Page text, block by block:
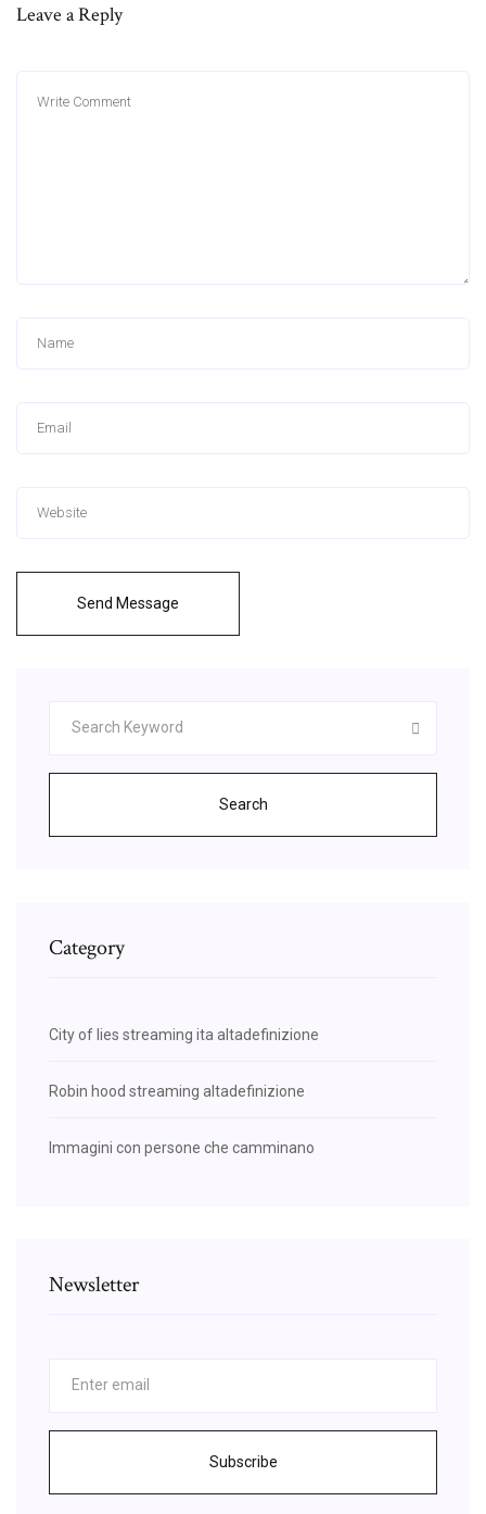
Leave a Reply
Send Message
Search
Category
City of lies streaming ita altadefinizione
Robin hood streaming altadefinizione
Immagini con persone che camminano
Newsletter
Subscribe